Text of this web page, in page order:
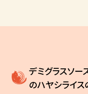
デミグラスソー
のハヤシライ